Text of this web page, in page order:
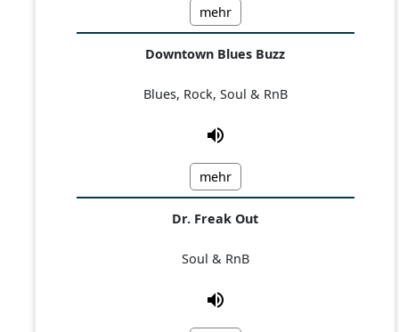
mehr
Downtown Blues Buzz
Blues, Rock, Soul & RnB
mehr
Dr. Freak Out
Soul & RnB